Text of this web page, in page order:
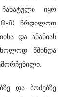
იყო
8-8) ჩრდილოთ
და ანანიას
წმინდა
და ბოძებზე